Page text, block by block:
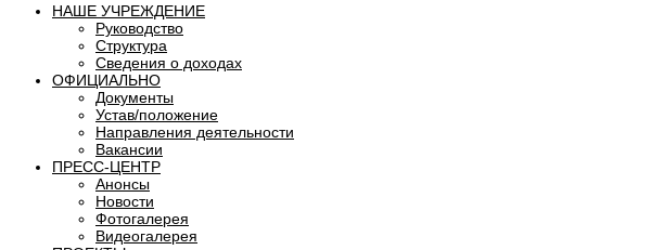
НАШЕ УЧРЕЖДЕНИЕ
Руководство
Структура
Сведения о доходах
ОФИЦИАЛЬНО
Документы
Устав/положение
Направления деятельности
Вакансии
ПРЕСС-ЦЕНТР
Анонсы
Новости
Фотогалерея
Видеогалерея